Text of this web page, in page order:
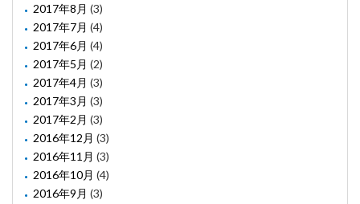
2017年8月 (3)
2017年7月 (4)
2017年6月 (4)
2017年5月 (2)
2017年4月 (3)
2017年3月 (3)
2017年2月 (3)
2016年12月 (3)
2016年11月 (3)
2016年10月 (4)
2016年9月 (3)